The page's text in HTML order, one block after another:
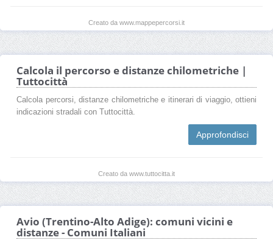
Creato da www.mappepercorsi.it
Calcola il percorso e distanze chilometriche |
Tuttocittà
Calcola percorsi, distanze chilometriche e itinerari di viaggio, ottieni
indicazioni stradali con Tuttocittà.
Approfondisci
Creato da www.tuttocitta.it
Avio (Trentino-Alto Adige): comuni vicini e
distanze - Comuni Italiani